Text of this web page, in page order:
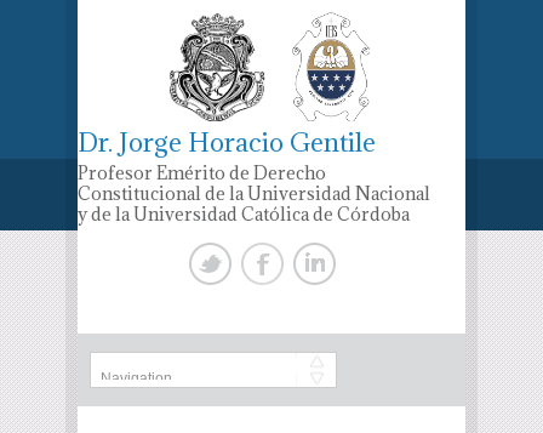
Dr. Jorge Horacio Gentile
Profesor Emérito de Derecho
Constitucional de la Universidad Nacional
y de la Universidad Católica de Córdoba